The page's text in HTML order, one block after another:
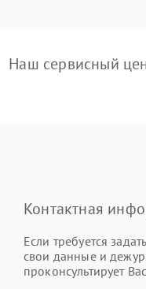
Наш сервисный
Контактная
Если требуется
свои данные и
проконсультирует